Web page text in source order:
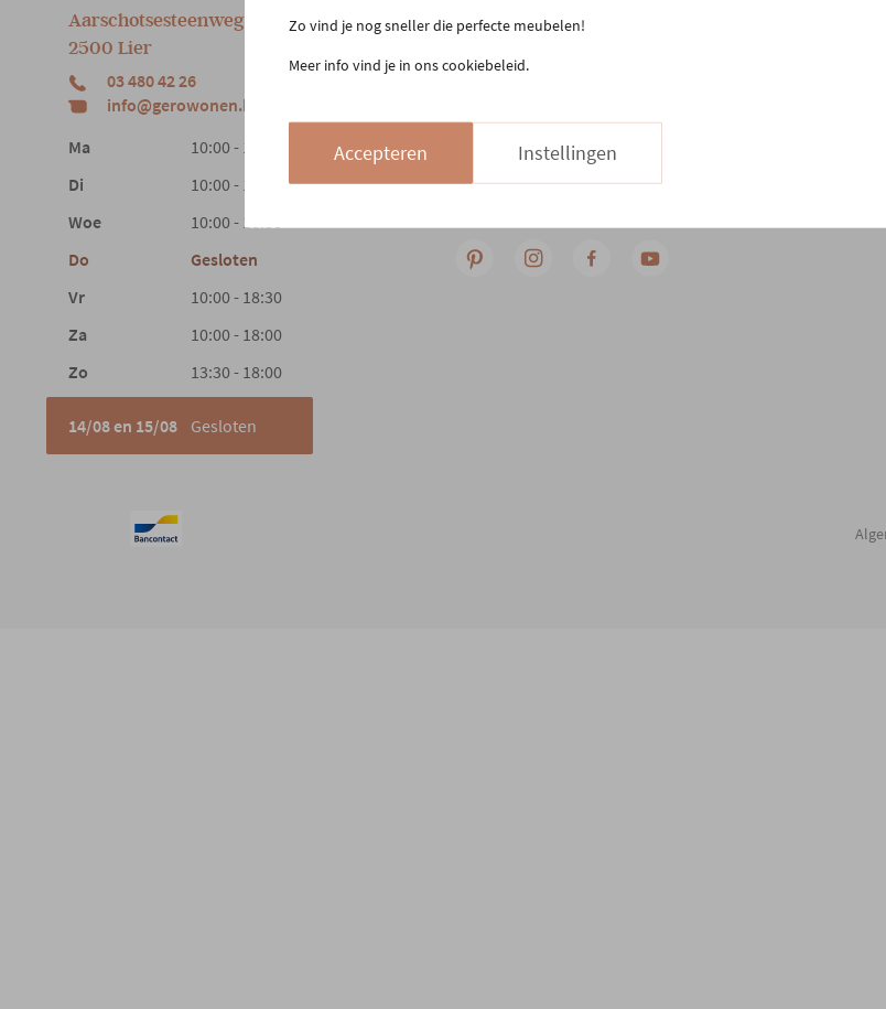
Aarschotsesteenweg 151
2500 Lier
03 480 42 26
info@gerowonen.be
Ma
10:00 - 18:30
Di
10:00 - 18:30
Woe
10:00 - 18:30
Do
Gesloten
Vr
10:00 - 18:30
Za
10:00 - 18:00
Zo
13:30 - 18:00
14/08 en 15/08 Gesloten
Contact & openingsuren
Bestellen & bezorgen
Laagsteprijsgarantie
03 480 42 26
Zo vind je nog sneller die perfecte meubelen!
Meer info vind je in ons cookiebeleid.
Accepteren Instellingen